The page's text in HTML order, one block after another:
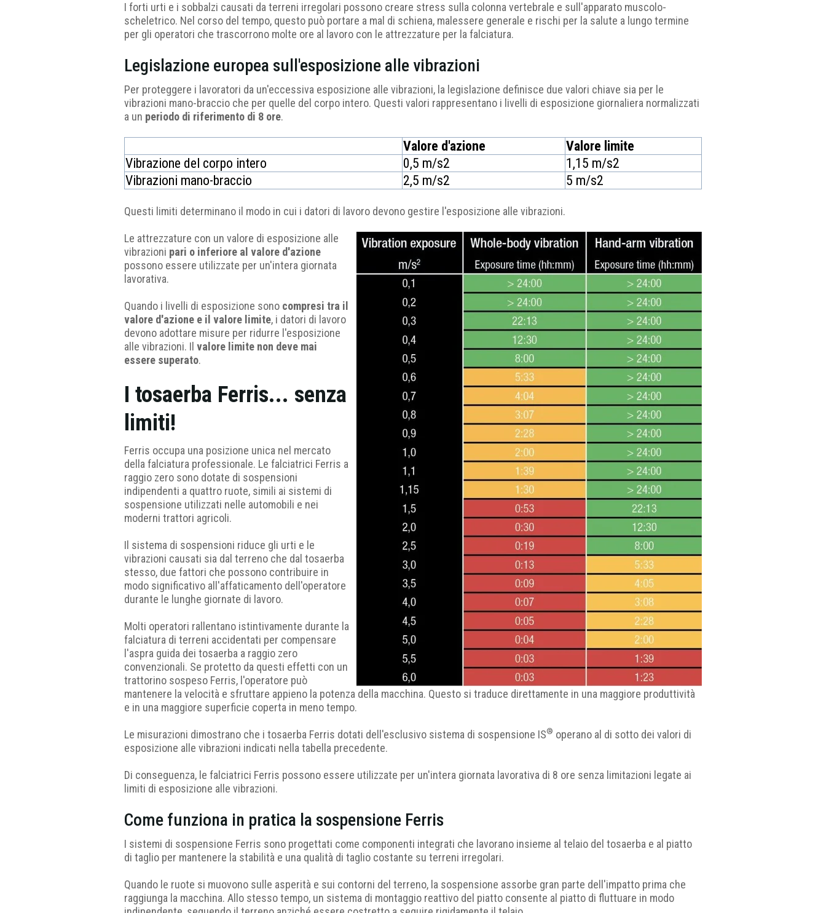
I forti urti e i sobbalzi causati da terreni irregolari possono creare stress sulla colonna vertebrale e sull'apparato muscolo-
scheletrico. Nel corso del tempo, questo può portare a mal di schiena, malessere generale e rischi per la salute a lungo termine
per gli operatori che trascorrono molte ore al lavoro con le attrezzature per la falciatura.
Legislazione europea sull'esposizione alle vibrazioni
Per proteggere i lavoratori da un'eccessiva esposizione alle vibrazioni, la legislazione definisce due valori chiave sia per le
vibrazioni mano-braccio che per quelle del corpo intero. Questi valori rappresentano i livelli di esposizione giornaliera normalizzati
a un periodo di riferimento di 8 ore.
Valore d'azione
Valore limite
Vibrazione del corpo intero
0,5 m/s2
1,15 m/s2
Vibrazioni mano-braccio
2,5 m/s2 5 m/s2
Questi limiti determinano il modo in cui i datori di lavoro devono gestire l'esposizione alle vibrazioni.
Le attrezzature con un valore di esposizione alle
vibrazioni pari o inferiore al valore d'azione
possono essere utilizzate per un'intera giornata
lavorativa.
Quando i livelli di esposizione sono compresi tra il
valore d'azione e il valore limite, i datori di lavoro
devono adottare misure per ridurre l'esposizione
alle vibrazioni. Il valore limite non deve mai
essere superato.
I tosaerba Ferris... senza
limiti!
Ferris occupa una posizione unica nel mercato
della falciatura professionale. Le falciatrici Ferris a
raggio zero sono dotate di sospensioni
indipendenti a quattro ruote, simili ai sistemi di
sospensione utilizzati nelle automobili e nei
moderni trattori agricoli.
Il sistema di sospensioni riduce gli urti e le
vibrazioni causati sia dal terreno che dal tosaerba
stesso, due fattori che possono contribuire in
modo significativo all'affaticamento dell'operatore
durante le lunghe giornate di lavoro.
Molti operatori rallentano istintivamente durante la
falciatura di terreni accidentati per compensare
l'aspra guida dei tosaerba a raggio zero
convenzionali. Se protetto da questi effetti con un
trattorino sospeso Ferris, l'operatore può
mantenere la velocità e sfruttare appieno la potenza della macchina. Questo si traduce direttamente in una maggiore produttività
e in una maggiore superficie coperta in meno tempo.
Le misurazioni dimostrano che i tosaerba Ferris dotati dell'esclusivo sistema di sospensione IS® operano al di sotto dei valori di
esposizione alle vibrazioni indicati nella tabella precedente.
Di conseguenza, le falciatrici Ferris possono essere utilizzate per un'intera giornata lavorativa di 8 ore senza limitazioni legate ai
limiti di esposizione alle vibrazioni.
Come funziona in pratica la sospensione Ferris
I sistemi di sospensione Ferris sono progettati come componenti integrati che lavorano insieme al telaio del tosaerba e al piatto
di taglio per mantenere la stabilità e una qualità di taglio costante su terreni irregolari.
Quando le ruote si muovono sulle asperità e sui contorni del terreno, la sospensione assorbe gran parte dell'impatto prima che
raggiunga la macchina. Allo stesso tempo, un sistema di montaggio reattivo del piatto consente al piatto di fluttuare in modo